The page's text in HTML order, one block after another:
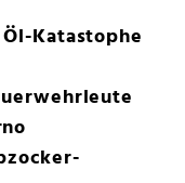
Katastophe